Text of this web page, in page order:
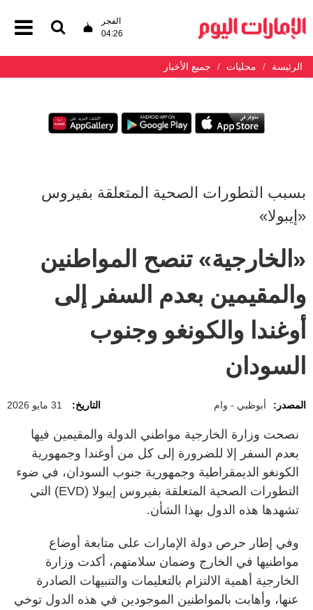
الفجر
04:26
الرئيسة محليات جميع الأخبار
بسبب التطورات الصحية المتعلقة بفيروس
«إيبولا»
«الخارجية» تنصح المواطنين
والمقيمين بعدم السفر إلى
أوغندا والكونغو وجنوب
السودان
المصدر: أبوظبي - وام التاريخ: 31 مايو 2026
نصحت وزارة الخارجية مواطني الدولة والمقيمين فيها
بعدم السفر إلا للضرورة إلى كل من أوغندا وجمهورية
الكونغو الديمقراطية وجمهورية جنوب السودان، في ضوء
التطورات الصحية المتعلقة بفيروس إيبولا (EVD) التي
تشهدها هذه الدول بهذا الشأن.
وفي إطار حرص دولة الإمارات على متابعة أوضاع
مواطنيها في الخارج وضمان سلامتهم، أكدت وزارة
الخارجية أهمية الالتزام بالتعليمات والتنبيهات الصادرة
عنها، وأهابت بالمواطنين الموجودين في هذه الدول توخي